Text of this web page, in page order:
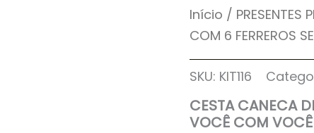
Início / PRESENTES
COM 6 FERREROS
SKU: KIT116
CESTA CANECA
VOCÊ COM VOCÊ